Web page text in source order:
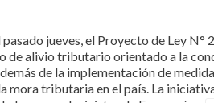
jueves, el Proyecto de Ley
de alivio tributario orientado a la
de la implementación de
tributaria en el país. La